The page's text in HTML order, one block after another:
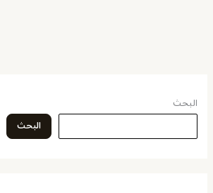
البحث
البحث